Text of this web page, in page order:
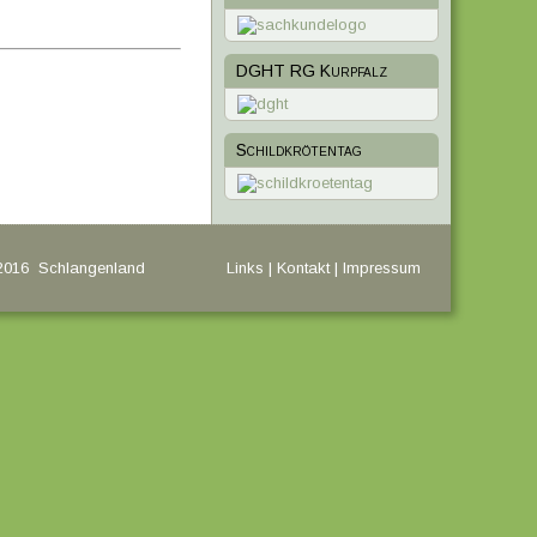
DGHT RG Kurpfalz
Schildkrötentag
Schlangenland Links | Kontakt| Impressum